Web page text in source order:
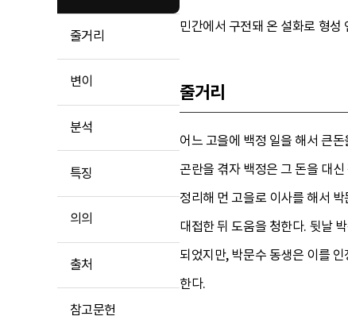
줄거리
변이
분석
특징
의의
출처
참고문헌
민간에서 구전돼 온 설화로 형
줄거리
어느 고을에 백정 일을 해서 큰
곤란을 겪자 백정은 그 돈을 대
정리해 먼 고을로 이사를 해서
대접한 뒤 도움을 청한다. 뒷날
되었지만, 박문수 동생은 이를
한다.